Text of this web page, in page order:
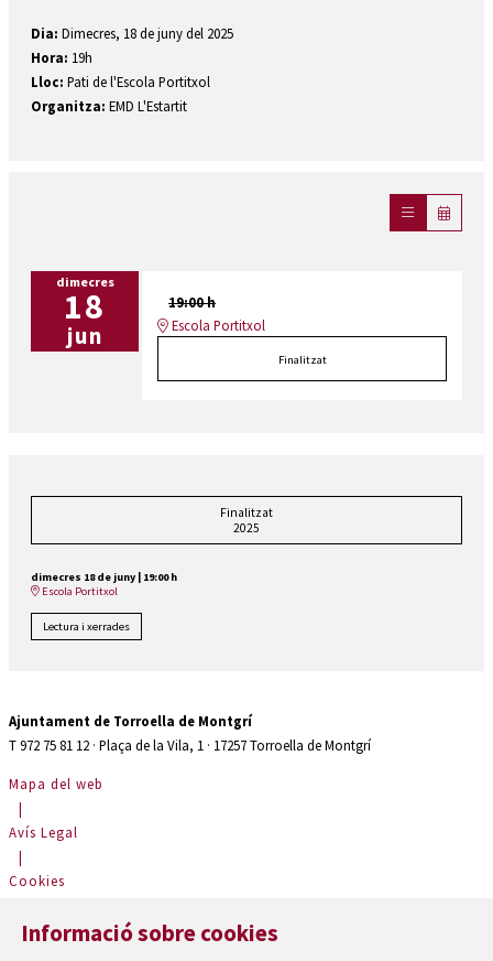
Dia: Dimecres, 18 de juny del 2025
Hora: 19h
Lloc: Pati de l'Escola Portitxol
Organitza: EMD L'Estartit
dimecres
18
jun
19:00 h
Escola Portitxol
Finalitzat
Finalitzat
2025
dimecres 18 de juny | 19:00 h
Escola Portitxol
Lectura i xerrades
Ajuntament de Torroella de Montgrí
T 972 75 81 12 · Plaça de la Vila, 1 · 17257 Torroella de Montgrí
Mapa del web
|
Avís Legal
|
Cookies
Contactar
Informació sobre cookies